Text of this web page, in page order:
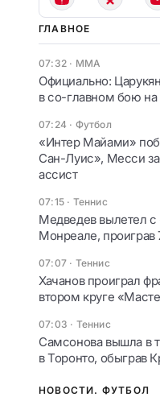
ГЛАВНОЕ
07:32 · ММА
Официально:
в со-главном бою на
07:24 · Футбол
«Интер Майами»
Сан-Луис», Месси
ассист
07:15 · Теннис
Медведев вылетел
Монреале, проиграв
07:07 · Теннис
Хачанов проиграл
втором круге
07:03 · Теннис
Самсонова вышла в
в Торонто, обыграв
НОВОСТИ. ФУТБОЛ